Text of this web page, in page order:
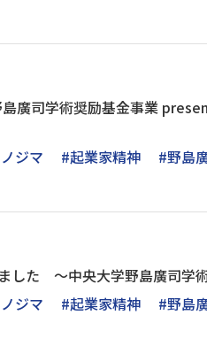
廣司学術奨励基金事業
ジマ #起業家精神
#野島
した ～中央大学野島廣司
ジマ #起業家精神
#野島